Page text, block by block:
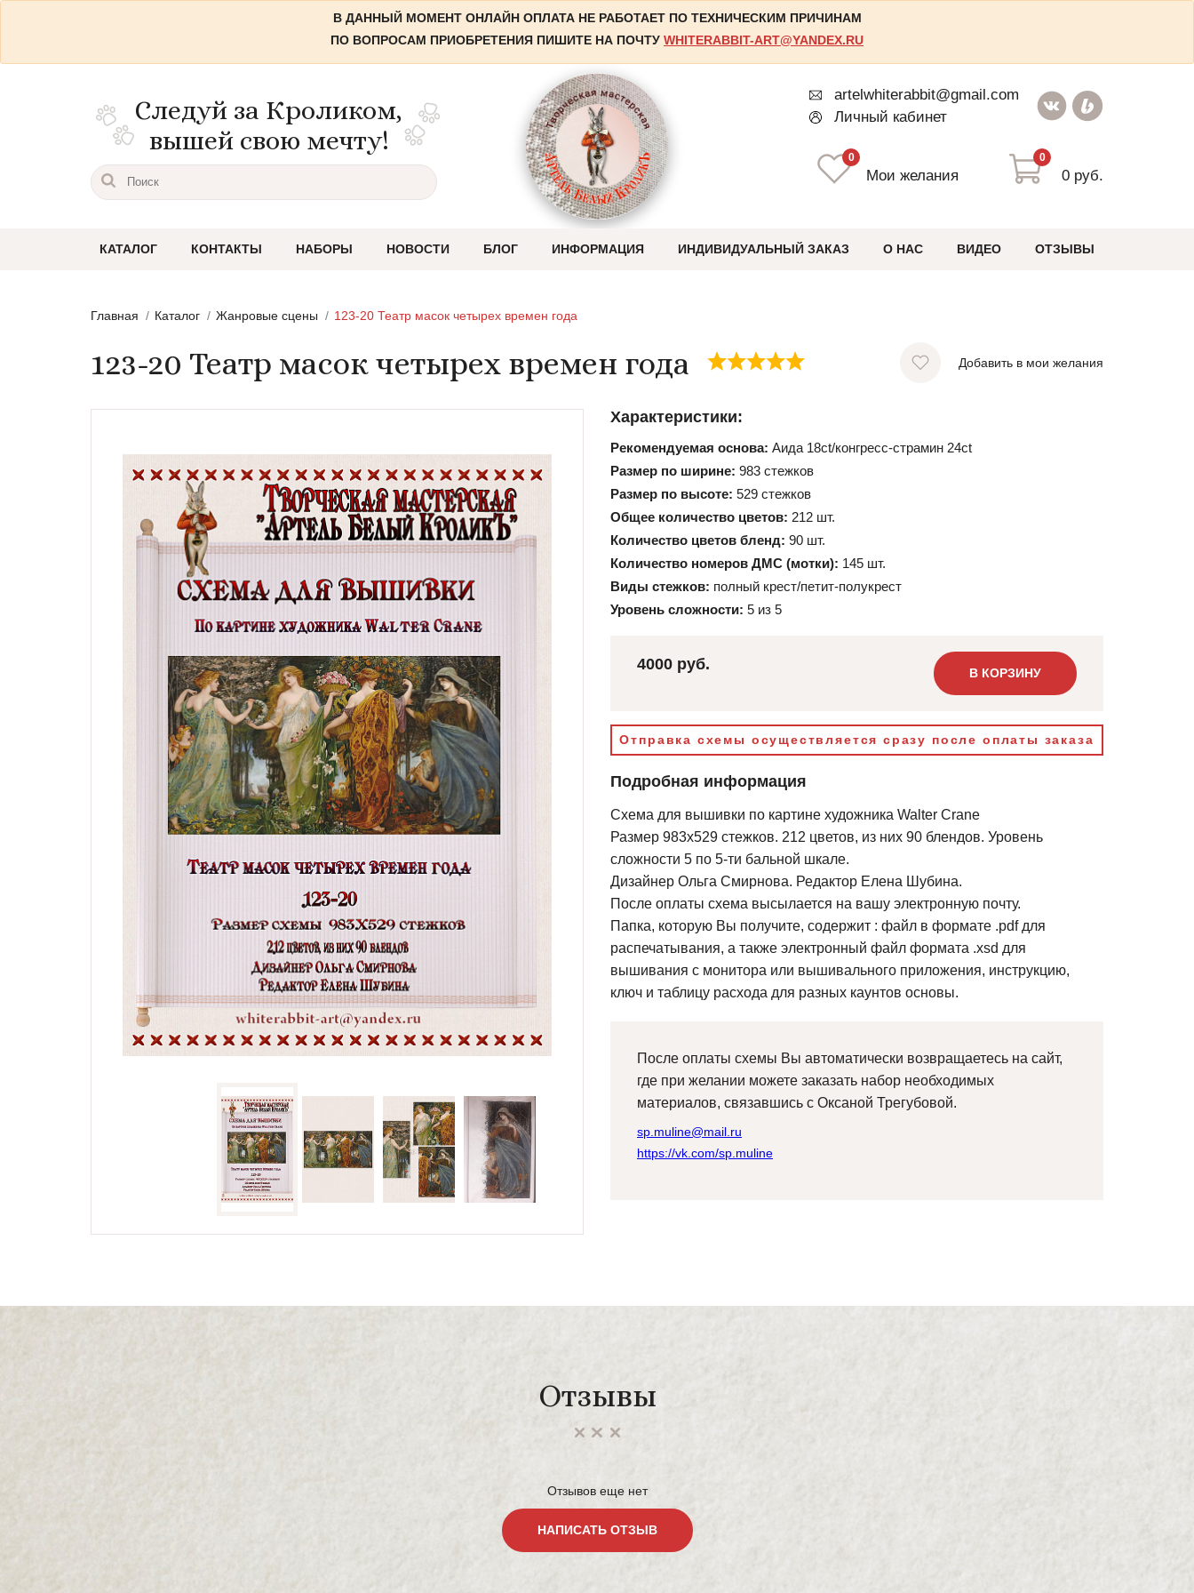
В ДАННЫЙ МОМЕНТ ОНЛАЙН ОПЛАТА НЕ РАБОТАЕТ ПО ТЕХНИЧЕСКИМ ПРИЧИНАМ
ПО ВОПРОСАМ ПРИОБРЕТЕНИЯ ПИШИТЕ НА ПОЧТУ WHITERABBIT-ART@YANDEX.RU
Следуй за Кроликом,
вышей свою мечту!
artelwhiterabbit@gmail.com
Личный кабинет
0
Мои желания
0
0 руб.
КАТАЛОГ
Городские пейзажи
Цветы и растения
Модерн, символизм,
импрессионизм,
гобелены, карты
Жанровые сцены
Религиозные сюжеты,
Дети, дети с животными,
Фэнтези, сказочные
Схемы по картинам
художника Андрея
Семплеры и примитивы
Схемы для начинающих
КОНТАКТЫ НАБОРЫ НОВОСТИ БЛОГ ИНФОРМАЦИЯ
Отправка
Система скидок
ИНДИВИДУАЛЬНЫЙ ЗАКАЗ О НАС ВИДЕО ОТЗЫВЫ
Главная Каталог Жанровые сцены 123-20 Театр масок четырех времен года
123-20 Театр масок четырех времен года Добавить в мои желания
Характеристики:
Рекомендуемая основа: Аида 18ct/конгресс-страмин 24ct
Размер по ширине: 983 стежков
Размер по высоте: 529 стежков
Общее количество цветов: 212 шт.
Количество цветов бленд: 90 шт.
Количество номеров ДМС (мотки): 145 шт.
Виды стежков: полный крест/петит-полукрест
Уровень сложности: 5 из 5
4000 руб. В КОРЗИНУ
Отправка схемы осуществляется сразу после оплаты заказа
Подробная информация
Схема для вышивки по картине художника Walter Crane
Размер 983х529 стежков. 212 цветов, из них 90 блендов. Уровень
сложности 5 по 5-ти бальной шкале.
Дизайнер Ольга Смирнова. Редактор Елена Шубина.
После оплаты схема высылается на вашу электронную почту.
Папка, которую Вы получите, содержит : файл в формате .pdf для
распечатывания, а также электронный файл формата .xsd для
вышивания с монитора или вышивального приложения, инструкцию,
ключ и таблицу расхода для разных каунтов основы.
После оплаты схемы Вы автоматически возвращаетесь на сайт,
где при желании можете заказать набор необходимых
материалов, связавшись с Оксаной Трегубовой.
sp.muline@mail.ru
https://vk.com/sp.muline
Отзывы
Отзывов еще нет
НАПИСАТЬ ОТЗЫВ